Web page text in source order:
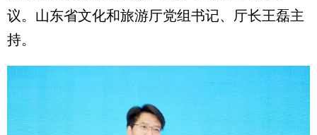
议。山东省文化和旅游厅党组书记、厅长王磊主
持。